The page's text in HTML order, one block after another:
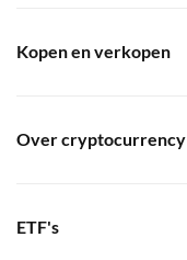
Kopen en verkopen
Over cryptocurrency
ETF's